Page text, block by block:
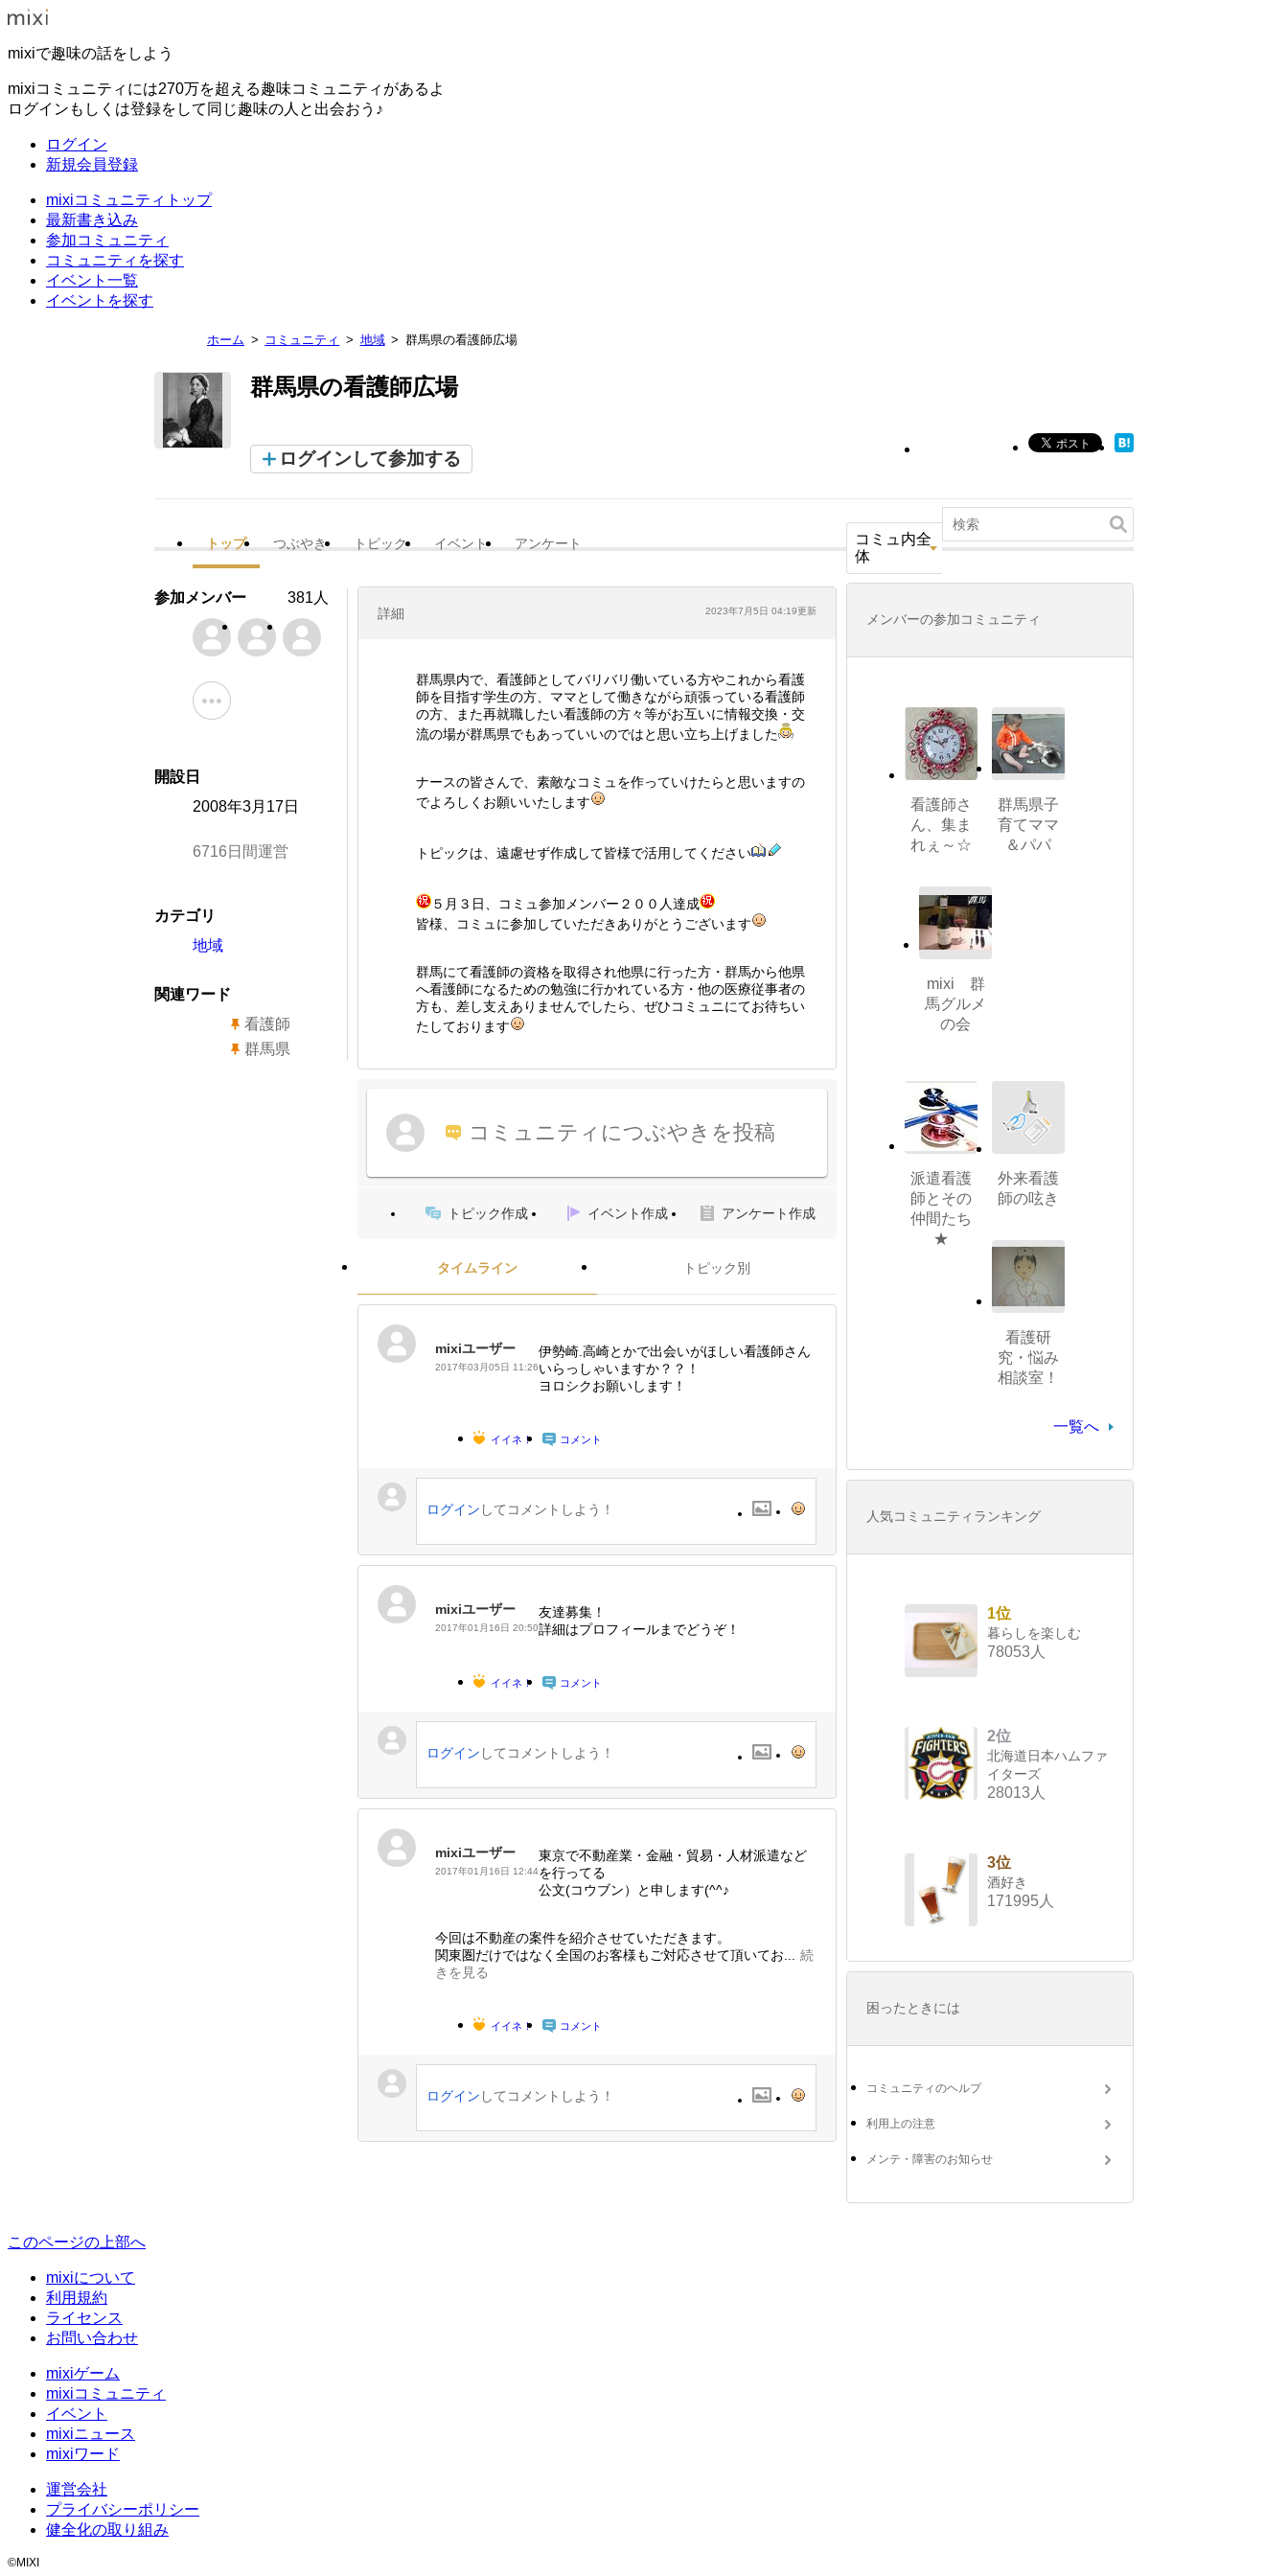
mixiで趣味の話をしよう
mixiコミュニティには270万を超える趣味コミュニティがあるよ
ログインもしくは登録をして同じ趣味の人と出会おう♪
ログイン
新規会員登録
mixiコミュニティトップ
最新書き込み
参加コミュニティ
コミュニティを探す
イベント一覧
イベントを探す
ホーム コミュニティ 地域 群馬県の看護師広場
群馬県の看護師広場
ログインして参加する
トップ つぶやき トピック イベント アンケート
コミュ内全
体
詳細 2023年7月5日 04:19更新
群馬県内で、看護師としてバリバリ働いている方やこれから看護
師を目指す学生の方、ママとして働きながら頑張っている看護師
の方、また再就職したい看護師の方々等がお互いに情報交換・交
流の場が群馬県でもあっていいのではと思い立ち上げました
ナースの皆さんで、素敵なコミュを作っていけたらと思いますの
でよろしくお願いいたします
トピックは、遠慮せず作成して皆様で活用してください
５月３日、コミュ参加メンバー２００人達成
皆様、コミュに参加していただきありがとうございます
群馬にて看護師の資格を取得され他県に行った方・群馬から他県
へ看護師になるための勉強に行かれている方・他の医療従事者の
方も、差し支えありませんでしたら、ぜひコミュニにてお待ちい
たしております
コミュニティにつぶやきを投稿
トピック作成 イベント作成 アンケート作成
タイムライン トピック別
mixiユーザー
2017年03月05日 11:26
伊勢崎.高崎とかで出会いがほしい看護師さん
いらっしゃいますか？？！
ヨロシクお願いします！
イイネ！ コメント
ログイン してコメントしよう！
mixiユーザー
2017年01月16日 20:50
友達募集！
詳細はプロフィールまでどうぞ！
イイネ！ コメント
ログイン してコメントしよう！
mixiユーザー
2017年01月16日 12:44
東京で不動産業・金融・貿易・人材派遣など
を行ってる
公文(コウブン）と申します(^^♪
今回は不動産の案件を紹介させていただきます。
関東圏だけではなく全国のお客様もご対応させて頂いてお...
続
きを見る
イイネ！ コメント
ログイン してコメントしよう！
参加メンバー 381人
開設日
2008年3月17日
6716日間運営
カテゴリ
地域
関連ワード
看護師
群馬県
メンバーの参加コミュニティ
看護師さ
ん、集ま
れぇ～☆
群馬県子
育てママ
＆パパ
mixi 群
馬グルメ
の会
派遣看護
師とその
仲間たち
★
外来看護
師の呟き
看護研
究・悩み
相談室！
一覧へ
人気コミュニティランキング
1位
暮らしを楽しむ
78053人
2位
北海道日本ハムファ
イターズ
28013人
3位
酒好き
171995人
困ったときには
コミュニティのヘルプ
利用上の注意
メンテ・障害のお知らせ
このページの上部へ
mixiについて
利用規約
ライセンス
お問い合わせ
mixiゲーム
mixiコミュニティ
イベント
mixiニュース
mixiワード
運営会社
プライバシーポリシー
健全化の取り組み
©MIXI